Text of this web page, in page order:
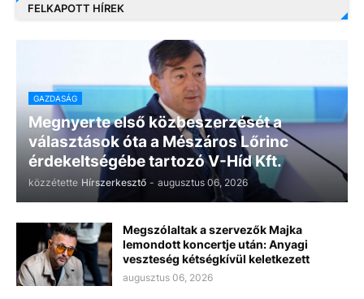
FELKAPOTT HÍREK
GAZDASÁG
Megnyerte első közbeszerzését a
választások óta a Mészáros Lőrinc
érdekeltségébe tartozó V-Híd Kft.
közzétette Hírszerkesztő - augusztus 06, 2026
Megszólaltak a szervezők Majka
lemondott koncertje után: Anyagi
veszteség kétségkívül keletkezett
augusztus 06, 2026